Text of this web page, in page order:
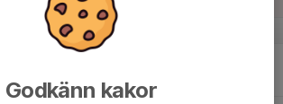
v.21
IP
Godkänn kakor